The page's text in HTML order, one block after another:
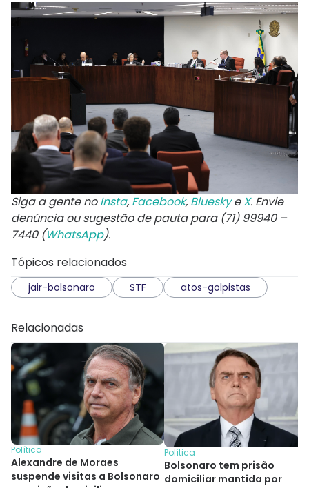
Siga a gente noInsta, Facebook, BlueskyeX. Envie
denúncia ou sugestão de pauta para (71) 99940 –
7440 (WhatsApp).
Tópicos relacionados
jair-bolsonaro STF atos-golpistas
Relacionadas
Política
Alexandre de Moraes
suspende visitas a Bolsonaro
Política
Bolsonaro tem prisão
domiciliar mantida por